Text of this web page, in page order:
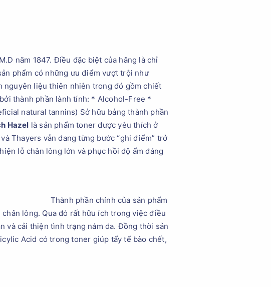
năm 1847. Điều đặc biệt của hãng là chỉ
phẩm có những ưu điểm vượt trội như
nguyên liệu thiên nhiên trong đó gồm chiết
thành phần lành tính: * Alcohol-Free *
natural tannins) Sở hữu bảng thành phần
Hazel là sản phẩm toner được yêu thích ở
Thayers vẫn đang từng bước “ghi điểm” trở
lỗ chân lông lớn và phục hồi độ ẩm đáng
Thành phần chính của sản phẩm
lông. Qua đó rất hữu ích trong việc điều
và cải thiện tình trạng nám da. Đồng thời sản
Acid có trong toner giúp tẩy tế bào chết,